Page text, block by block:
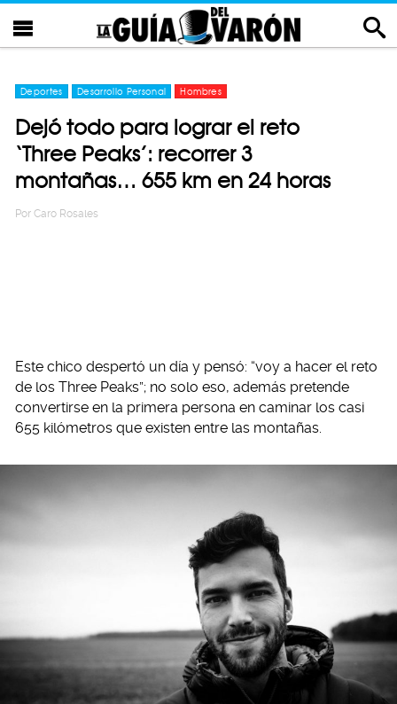
Deportes Desarrollo Personal Hombres
Dejó todo para lograr el reto
‘Three Peaks’: recorrer 3
montañas… 655 km en 24 horas
Por Caro Rosales
Este chico despertó un día y pensó: “voy a hacer el reto
de los Three Peaks”; no solo eso, además pretende
convertirse en la primera persona en caminar los casi
655 kilómetros que existen entre las montañas.